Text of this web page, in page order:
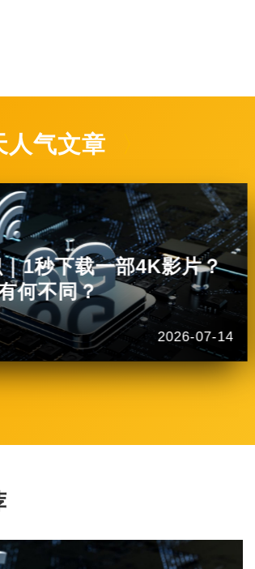
人气文章
1秒下载一部4K影片？
何不同？
2026-07-14